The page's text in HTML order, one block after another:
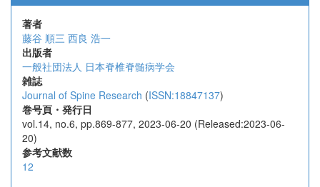
著者
藤谷 順三 西良 浩一
出版者
一般社団法人 日本脊椎脊髄病学会
雑誌
Journal of Spine Research (ISSN:18847137)
巻号頁・発行日
vol.14, no.6, pp.869-877, 2023-06-20 (Released:2023-06-
20)
参考文献数
12